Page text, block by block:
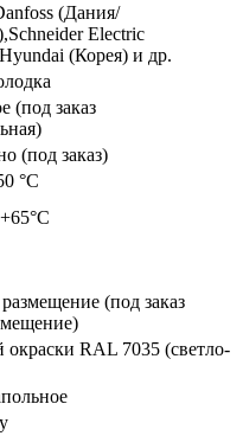
(Дания/
Electric
(Корея) и др.
(под заказ
(под заказ)
°C
(под заказ
окраски RAL 7035 (светло-